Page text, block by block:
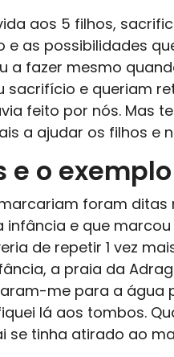
aos 5 filhos,
as possibilidades
a fazer mesmo
sacrifício e queriam
feito por nós. Mas
a ajudar os filhos e
e o
foram
infância e que
de repetir 1 vez
a praia da
me para a água
lá aos tombos.
se tinha atirado ao